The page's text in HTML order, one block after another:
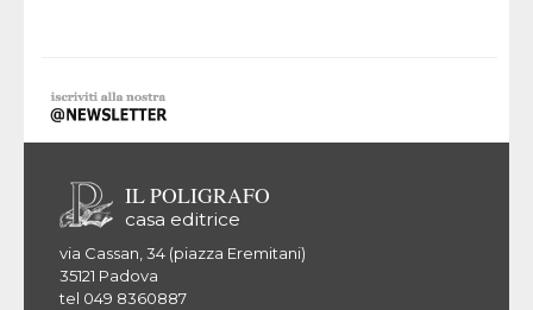
IL POLIGRAFO
casa editrice
via Cassan, 34 (piazza Eremitani)
35121 Padova
tel 049 8360887